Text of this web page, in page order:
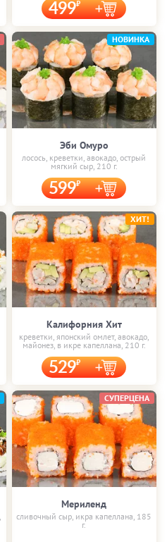
499
Эби Омуро
лосось, креветки, авокадо, острый
мягкий сыр, 210 г.
599
НОВИНКА
Калифорния Хит
креветки, японский омлет, авокадо,
майонез, в икре капеллана, 210 г.
529
ХИТ!
Мериленд
сливочный сыр, икра капеллана, 185
г.
СУПЕРЦЕНА